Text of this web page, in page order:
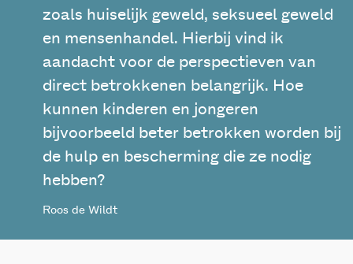
zoals huiselijk geweld, seksueel geweld
en mensenhandel. Hierbij vind ik
aandacht voor de perspectieven van
direct betrokkenen belangrijk. Hoe
kunnen kinderen en jongeren
bijvoorbeeld beter betrokken worden bij
de hulp en bescherming die ze nodig
hebben?
Roos de Wildt